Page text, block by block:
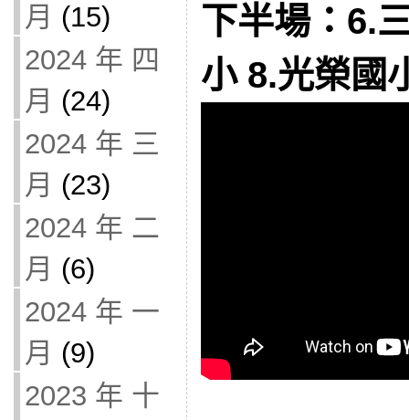
月 (15)
2024 年 四
月 (24)
2024 年 三
月 (23)
2024 年 二
月 (6)
2024 年 一
月 (9)
2023 年 十
下半場：6.
小 8.光榮國